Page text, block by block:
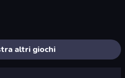
altri giochi